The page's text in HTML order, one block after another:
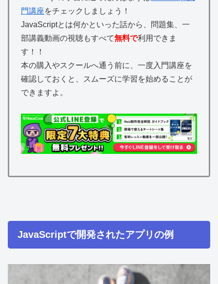
門講座をチェックしましょう！
JavaScriptとは何かといった話から、問題集、一
部講義動画の視聴もすべて無料で利用できま
す！！
本の購入やスクールへ通う前に、一度入門講座を
確認しておくと、スムーズに学習を始めることが
できますよ。
JavaScriptで開発されたアプリの例